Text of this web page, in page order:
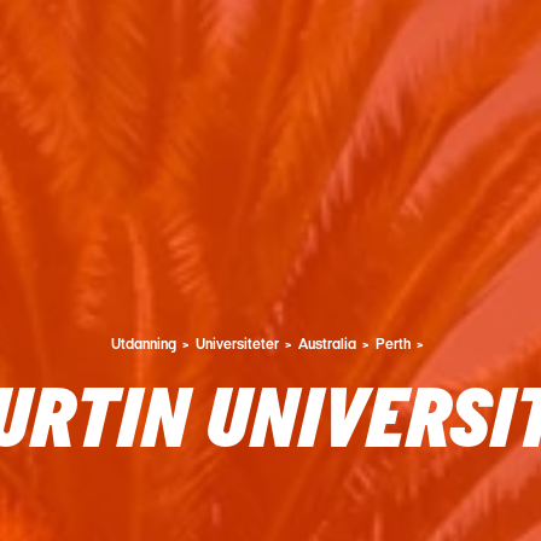
Utdanning Universiteter Australia Perth